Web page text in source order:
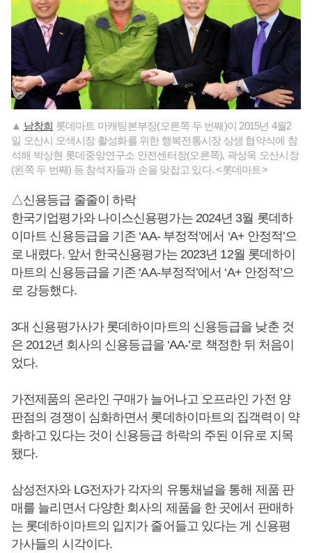
▲ 남창희 롯데마트 마캐팅본부장(오른쪽 두 번째)이 2015년 4월2
일 오산시 오색시장 활성화를 위한 행복전통시장 상생 협약식에 참
석해 박상현 롯데중앙연구소 안전센터장(오른쪽), 곽상욱 오산시장
(왼쪽 두 번째) 등 참석자들과 손을 맞잡고 있다. <롯데마트>
△신용등급 줄줄이 하락
한국기업평가와 나이스신용평가는 2024년 3월 롯데하
이마트 신용등급을 기존 ‘AA- 부정적’에서 ‘A+ 안정적’으
로 내렸다. 앞서 한국신용평가는 2023년 12월 롯데하이
마트의 신용등급을 기존 ‘AA-부정적’에서 ‘A+ 안정적’으
로 강등했다.
3대 신용평가사가 롯데하이마트의 신용등급을 낮춘 것
은 2012년 회사의 신용등급을 ‘AA-’로 책정한 뒤 처음이
었다.
가전제품의 온라인 구매가 늘어나고 오프라인 가전 양
판점의 경쟁이 심화하면서 롯데하이마트의 집객력이 약
화하고 있다는 것이 신용등급 하락의 주된 이유로 지목
됐다.
삼성전자와 LG전자가 각자의 유통채널을 통해 제품 판
매를 늘리면서 다양한 회사의 제품을 한 곳에서 판매하
는 롯데하이마트의 입지가 줄어들고 있다는 게 신용평
가사들의 시각이다.